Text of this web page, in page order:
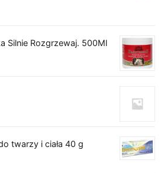
Silnie Rozgrzewaj. 500Ml
twarzy i ciała 40 g